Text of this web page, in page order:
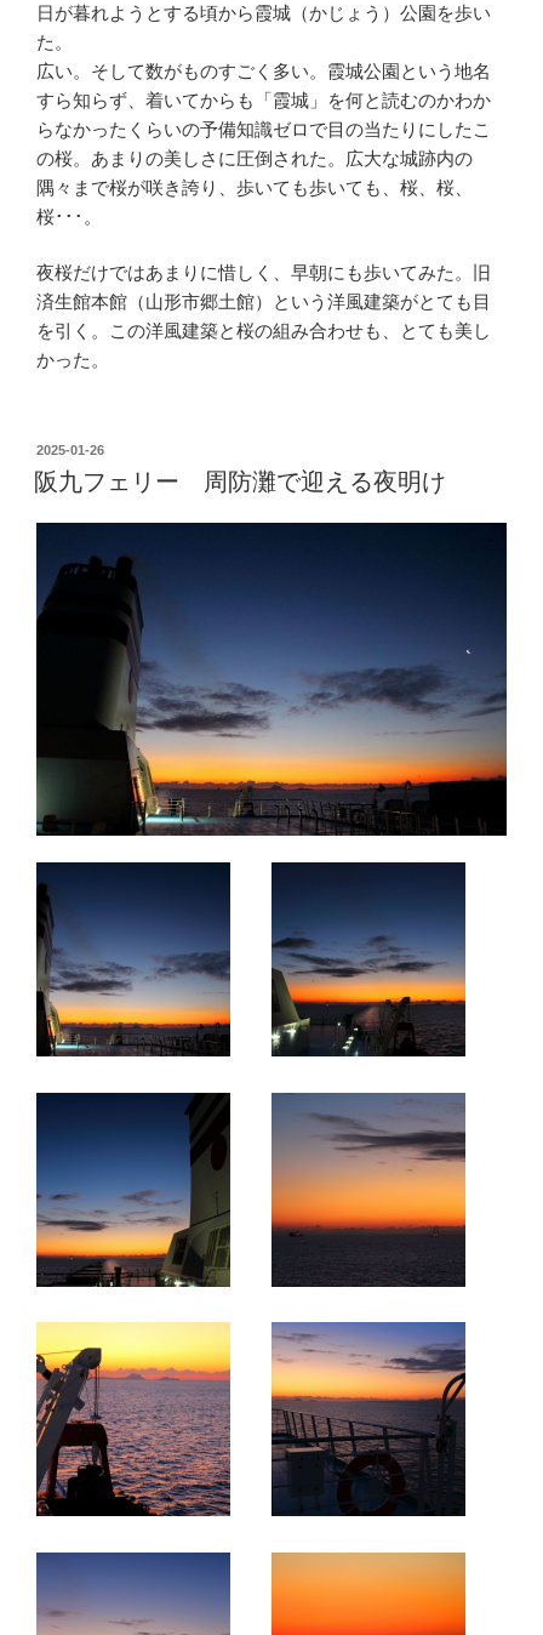
日が暮れようとする頃から霞城（かじょう）公園を歩い
た。
広い。そして数がものすごく多い。霞城公園という地名
すら知らず、着いてからも「霞城」を何と読むのかわか
らなかったくらいの予備知識ゼロで目の当たりにしたこ
の桜。あまりの美しさに圧倒された。広大な城跡内の
隅々まで桜が咲き誇り、歩いても歩いても、桜、桜、
桜･･･。
夜桜だけではあまりに惜しく、早朝にも歩いてみた。旧
済生館本館（山形市郷土館）という洋風建築がとても目
を引く。この洋風建築と桜の組み合わせも、とても美し
かった。
投
稿
日:
2025-01-26
阪九フェリー 周防灘で迎える夜明け